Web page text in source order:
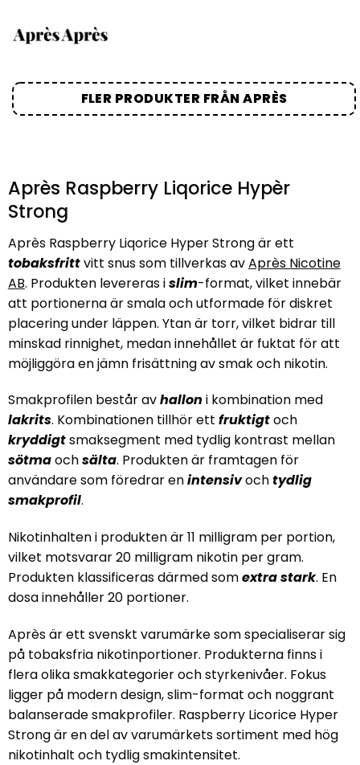
FLER PRODUKTER FRÅN APRÈS
Après Raspberry Liqorice Hypèr
Strong
Après Raspberry Liqorice Hyper Strong är ett
tobaksfrittvitt snus som tillverkas avAprès Nicotine
AB. Produkten levereras islim-format, vilket innebär
att portionerna är smala och utformade för diskret
placering under läppen. Ytan är torr, vilket bidrar till
minskad rinnighet, medan innehållet är fuktat för att
möjliggöra en jämn frisättning av smak och nikotin.
Smakprofilen består avhallon i kombination med
lakrits. Kombinationen tillhör ett fruktigtoch
kryddigtsmaksegment med tydlig kontrast mellan
sötmaochsälta. Produkten är framtagen för
användare som föredrar enintensivochtydlig
smakprofil.
Nikotinhalten i produkten är 11 milligram per portion,
vilket motsvarar 20 milligram nikotin per gram.
Produkten klassificeras därmed somextra stark. En
dosa innehåller 20 portioner.
Après är ett svenskt varumärke som specialiserar sig
på tobaksfria nikotinportioner. Produkterna finns i
flera olika smakkategorier och styrkenivåer. Fokus
ligger på modern design, slim-format och noggrant
balanserade smakprofiler. Raspberry Licorice Hyper
Strong är en del av varumärkets sortiment med hög
nikotinhalt och tydlig smakintensitet.